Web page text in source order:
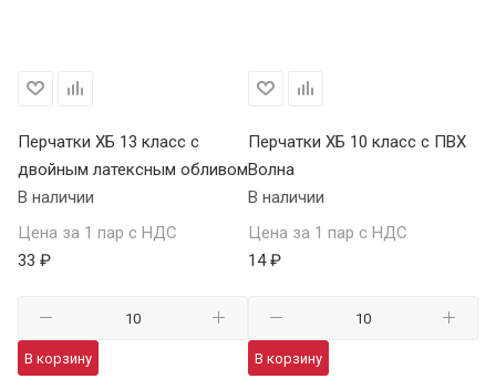
Перчатки ХБ 13 класс с
двойным латексным обливом
В наличии
Цена за 1 пар с НДС
33 ₽
В корзину
Перчатки ХБ 10 класс с ПВХ
Волна
В наличии
Цена за 1 пар с НДС
14 ₽
В корзину